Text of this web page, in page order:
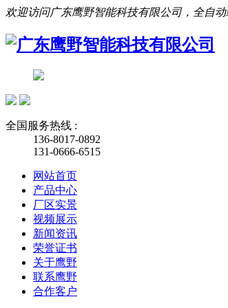
欢迎访问广东鹰野智能科技有限公司，全自
全国服务热线 :
136-8017-0892
131-0666-6515
网站首页
产品中心
厂区实景
视频展示
新闻资讯
荣誉证书
关于鹰野
联系鹰野
合作客户